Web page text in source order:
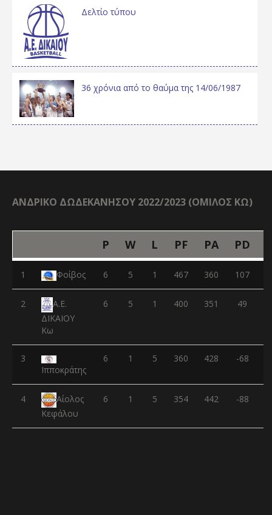
Δελτίο τύπου
36 χρόνια από το θαύμα της 14/06/1987
ΑΝΔΡΙΚΟ ΔΩΔΕΚΑΝΗΣΟΥ 2022/2023 (ΟΜΙΛΟΣ ΚΩ)
P W L PF PA PD
1 Φοίβος 6 5 1 467 360 107
2
Α.Ε.
ΔΙΚΑΙΟΥ
Κω
6 5 1 400 351 49
3
Ιπποκράτης
6 1 5 360 428 -68
4
Αίολος
Κεφάλου
6 1 5 354 442 -88